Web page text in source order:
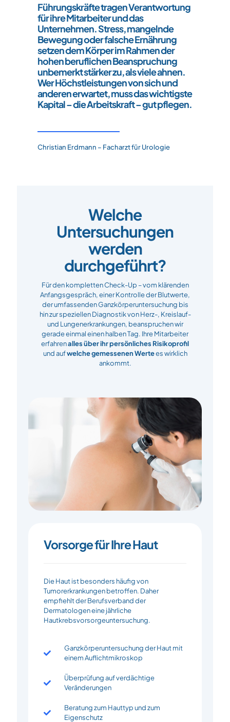
Führungskräfte tragen Verantwortung
für ihre Mitarbeiter und das
Unternehmen. Stress, mangelnde
Bewegung oder falsche Ernährung
setzen dem Körper im Rahmen der
hohen beruflichen Beanspruchung
unbemerkt stärker zu, als viele ahnen.
Wer Höchstleistungen von sich und
anderen erwartet, muss das wichtigste
Kapital – die Arbeitskraft – gut pflegen.
Christian Erdmann – Facharzt für Urologie​
Welche
Untersuchungen
werden
durchgeführt?
Für den kompletten Check-Up – vom klärenden
Anfangsgespräch, einer Kontrolle der Blutwerte,
der umfassenden Ganzkörperuntersuchung bis
hin zur speziellen Diagnostik von Herz-, Kreislauf-
und Lungenerkrankungen, beanspruchen wir
gerade einmal einen halben Tag. Ihre Mitarbeiter
erfahrenalles über ihr persönliches Risikoprofil
und aufwelche gemessenen Wertees wirklich
ankommt.
Vorsorge für Ihre Haut
Die Haut ist besonders häufig von
Tumorerkrankungen betroffen. Daher
empfiehlt der Berufsverband der
Dermatologen eine jährliche
Hautkrebsvorsorgeuntersuchung.
Ganzkörperuntersuchung der Haut mit
einem Auflichtmikroskop
Überprüfung auf verdächtige
Veränderungen
Beratung zum Hauttyp und zum
Eigenschutz